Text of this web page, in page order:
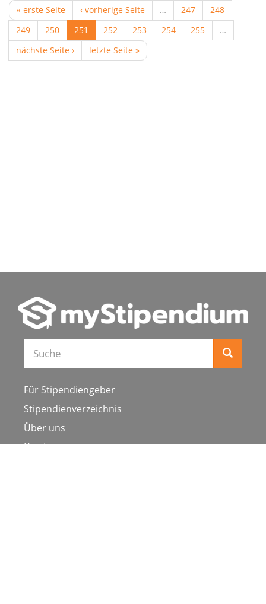
« erste Seite
‹ vorherige Seite … 247
248
249
250 251 252 253 254 255
…
nächste Seite ›
letzte Seite »
Für Stipendiengeber
Stipendienverzeichnis
Über uns
Karriere